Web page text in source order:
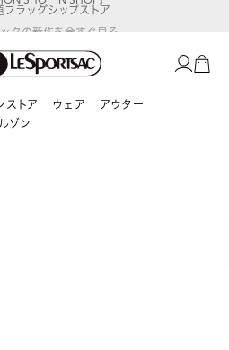
クの新作を 今すぐ見る
ストア ウェア
アウター
ゾン